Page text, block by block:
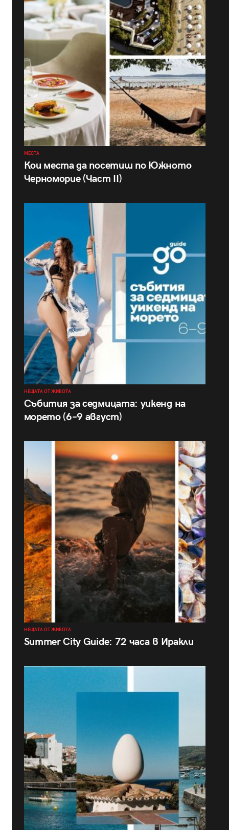
МЕСТА
Кои места да посетиш по Южното
Черноморие (Част II)
НЕЩАТА ОТ ЖИВОТА
Събития за седмицата: уикенд на
морето (6–9 август)
НЕЩАТА ОТ ЖИВОТА
Summer City Guide: 72 часа в Иракли